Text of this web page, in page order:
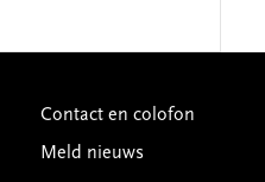
Contact en colofon
Meld nieuws